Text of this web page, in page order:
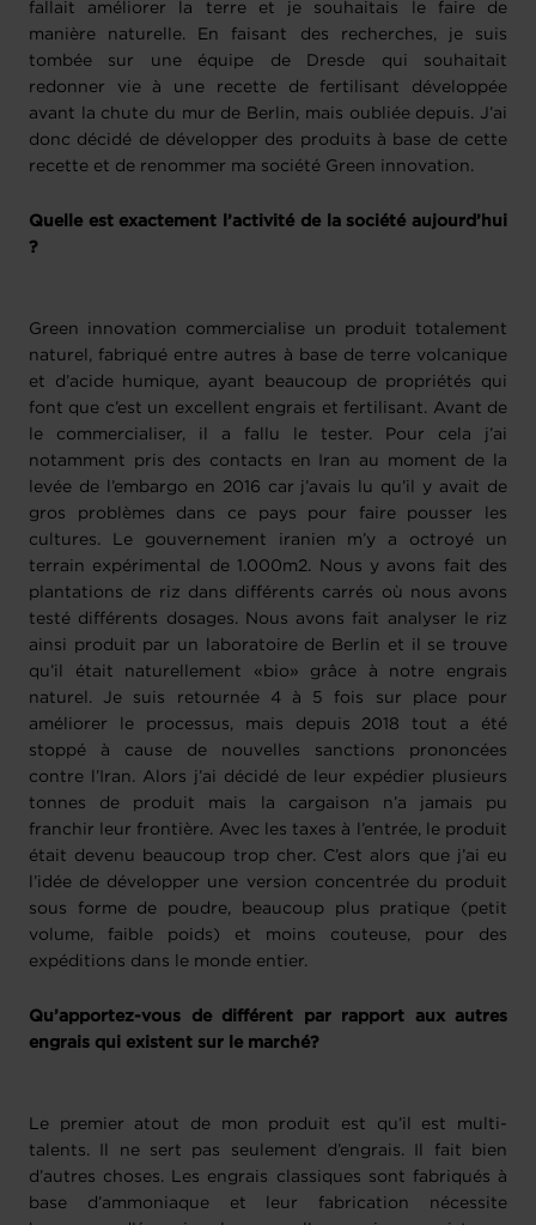
fallait améliorer la terre et je souhaitais le faire de
manière naturelle. En faisant des recherches, je suis
tombée sur une équipe de Dresde qui souhaitait
redonner vie à une recette de fertilisant développée
avant la chute du mur de Berlin, mais oubliée depuis. J’ai
donc décidé de développer des produits à base de cette
recette et de renommer ma société Green innovation.
Quelle est exactement l’activité de la société aujourd’hui
?
Green innovation commercialise un produit totalement
naturel, fabriqué entre autres à base de terre volcanique
et d’acide humique, ayant beaucoup de propriétés qui
font que c’est un excellent engrais et fertilisant. Avant de
le commercialiser, il a fallu le tester. Pour cela j’ai
notamment pris des contacts en Iran au moment de la
levée de l’embargo en 2016 car j’avais lu qu’il y avait de
gros problèmes dans ce pays pour faire pousser les
cultures. Le gouvernement iranien m’y a octroyé un
terrain expérimental de 1.000m2. Nous y avons fait des
plantations de riz dans différents carrés où nous avons
testé différents dosages. Nous avons fait analyser le riz
ainsi produit par un laboratoire de Berlin et il se trouve
qu’il était naturellement «bio» grâce à notre engrais
naturel. Je suis retournée 4 à 5 fois sur place pour
améliorer le processus, mais depuis 2018 tout a été
stoppé à cause de nouvelles sanctions prononcées
contre l’Iran. Alors j’ai décidé de leur expédier plusieurs
tonnes de produit mais la cargaison n’a jamais pu
franchir leur frontière. Avec les taxes à l’entrée, le produit
était devenu beaucoup trop cher. C’est alors que j’ai eu
l’idée de développer une version concentrée du produit
sous forme de poudre, beaucoup plus pratique (petit
volume, faible poids) et moins couteuse, pour des
expéditions dans le monde entier.
Qu’apportez-vous de différent par rapport aux autres
engrais qui existent sur le marché?
Le premier atout de mon produit est qu’il est multi-
talents. Il ne sert pas seulement d’engrais. Il fait bien
d’autres choses. Les engrais classiques sont fabriqués à
base d’ammoniaque et leur fabrication nécessite